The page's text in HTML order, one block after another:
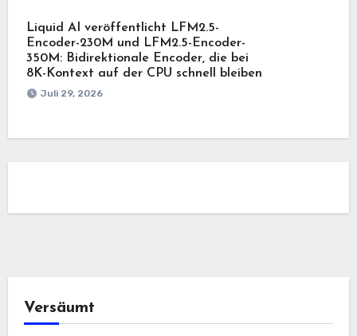
Liquid AI veröffentlicht LFM2.5-
Encoder-230M und LFM2.5-Encoder-
350M: Bidirektionale Encoder, die bei
8K-Kontext auf der CPU schnell bleiben
Juli 29, 2026
Versäumt